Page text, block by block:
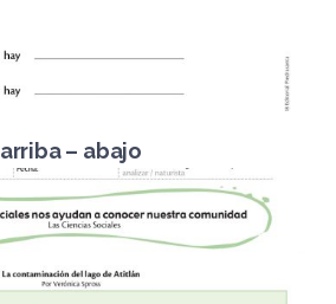
arriba – abajo